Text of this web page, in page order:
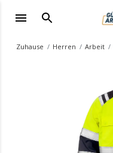
Zuhause Herren Arbeit